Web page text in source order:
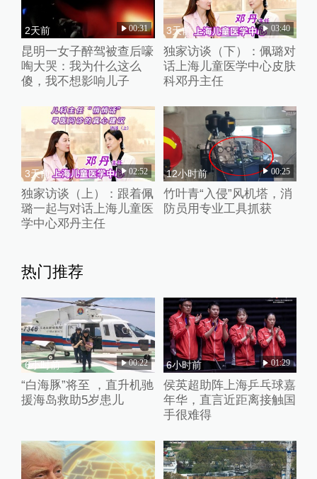
2天前 00:31
昆明一女子醉驾被查后嚎
啕大哭：我为什么这么
傻，我不想影响儿子
3天前 03:40
独家访谈（下）：佩璐对
话上海儿童医学中心皮肤
科邓丹主任
3天前 02:52
独家访谈（上）：跟着佩
璐一起与对话上海儿童医
学中心邓丹主任
12小时前 00:25
竹叶青“入侵”风机塔，消
防员用专业工具抓获
热门推荐
6小时前 00:22
“白海豚”将至 ，直升机驰
援海岛救助5岁患儿
6小时前 01:29
侯英超助阵上海乒乓球嘉
年华，直言近距离接触国
手很难得